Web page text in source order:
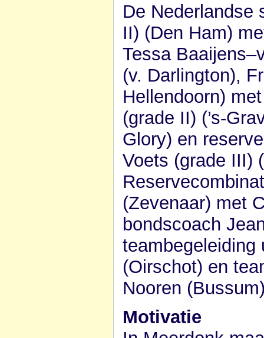
De Nederlandse
II) (Den Ham)
Tessa
(v. Darlington),
Hellendoorn)
(grade II) (’s-
Glory) en
Voets (grade III)
(Zevenaar) met
bondscoach
teambegeleiding
(Oirschot) en
Nooren
Motivatie